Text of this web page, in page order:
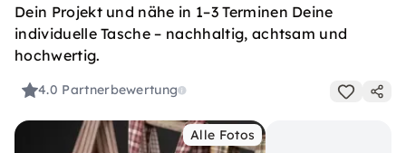
Dein Projekt und nähe in 1–3 Terminen Deine
individuelle Tasche – nachhaltig, achtsam und
hochwertig.
4.0 Partnerbewertung
Alle Fotos